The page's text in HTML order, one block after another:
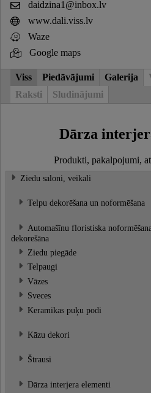
daidzina1@inbox.lv
www.dali.viss.lv
Waze
Google maps
Viss Piedāvājumi Galerija
Raksti
Sludinājumi
Dārza
Produkti, pakalpojumi,
Ziedu saloni, veikali
Telpu dekorēšana un noformēšana
Automašīnu floristiska
dekorešāna
Ziedu piegāde
Telpaugi
Vāzes
Sveces
Keramikas puķu podi
Kāzu dekori
Štrausi
Dārza interjera elementi